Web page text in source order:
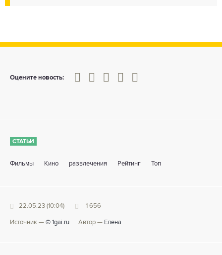
Оцените новость:
0
1 2 3 4 5
СТАТЬИ
Фильмы Кино развлечения Рейтинг Топ
22.05.23 (10:04) 1 656
Источник — © 1gai.ru Автор — Елена